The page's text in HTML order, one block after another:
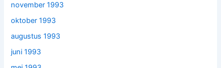
november 1993
oktober 1993
augustus 1993
juni 1993